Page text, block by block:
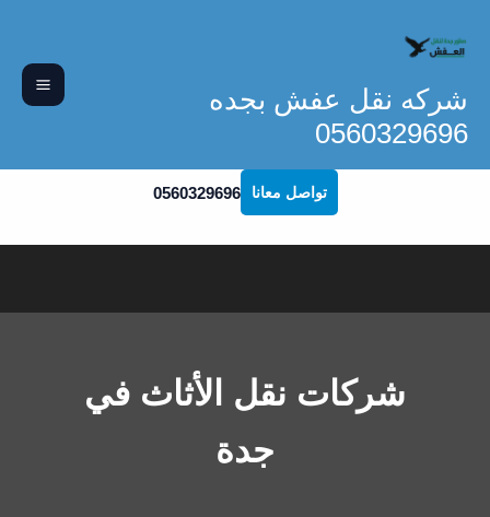
شركه نقل عفش بجده
0560329696
تواصل معانا 0560329696
شركات نقل الأثاث في
جدة